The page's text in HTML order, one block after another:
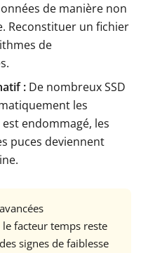
de manière non
Reconstituer un fichier
de
: De nombreux SSD
les
endommagé, les
puces deviennent
facteur temps reste
signes de faiblesse